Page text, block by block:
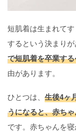
短肌着は生まれて
するという決まりが
で短肌着を卒業す
由があります。
ひとつは、 生後4ヶ
うになると、赤ち
です。赤ちゃんを